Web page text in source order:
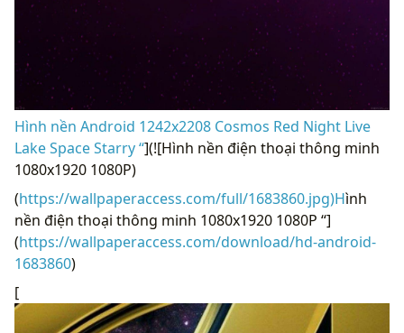
Hình nền Android 1242x2208 Cosmos Red Night Live
Lake Space Starry “](![Hình nền điện thoại thông minh
1080x1920 1080P)
(https://wallpaperaccess.com/full/1683860.jpg)Hình
nền điện thoại thông minh 1080x1920 1080P “]
(https://wallpaperaccess.com/download/hd-android-
1683860)
[